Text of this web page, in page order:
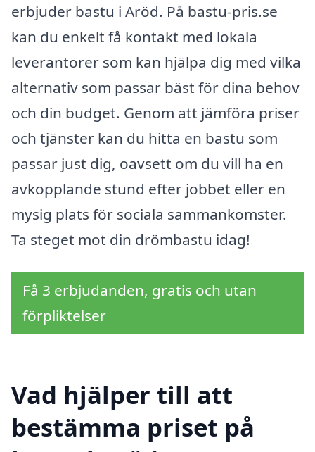
erbjuder bastu i Aröd. På bastu-pris.se
kan du enkelt få kontakt med lokala
leverantörer som kan hjälpa dig med vilka
alternativ som passar bäst för dina behov
och din budget. Genom att jämföra priser
och tjänster kan du hitta en bastu som
passar just dig, oavsett om du vill ha en
avkopplande stund efter jobbet eller en
mysig plats för sociala sammankomster.
Ta steget mot din drömbastu idag!
Få 3 erbjudanden, gratis och utan
förpliktelser
Vad hjälper till att
bestämma priset på